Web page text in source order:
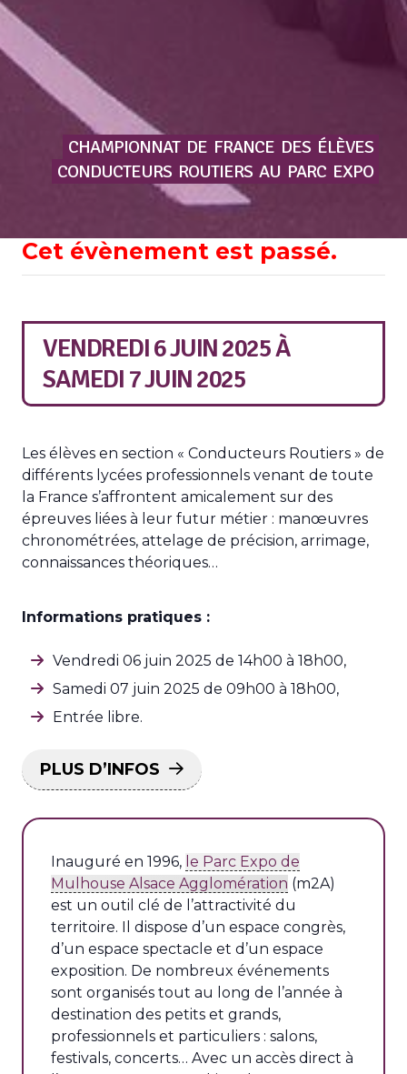
CHAMPIONNAT DE FRANCE DES ÉLÈVES
CONDUCTEURS ROUTIERS AU PARC EXPO
Cet évènement est passé.
VENDREDI 6 JUIN 2025À
SAMEDI 7 JUIN 2025
Les élèves en section « Conducteurs Routiers » de
différents lycées professionnels venant de toute
la France s’affrontent amicalement sur des
épreuves liées à leur futur métier : manœuvres
chronométrées, attelage de précision, arrimage,
connaissances théoriques…
Informations pratiques :
Vendredi 06 juin 2025 de 14h00 à 18h00,
Samedi 07 juin 2025 de 09h00 à 18h00,
Entrée libre.
PLUS D’INFOS
Inauguré en 1996, le Parc Expo de
Mulhouse Alsace Agglomération (m2A)
est un outil clé de l’attractivité du
territoire. Il dispose d’un espace congrès,
d’un espace spectacle et d’un espace
exposition. De nombreux événements
sont organisés tout au long de l’année à
destination des petits et grands,
professionnels et particuliers : salons,
festivals, concerts… Avec un accès direct à